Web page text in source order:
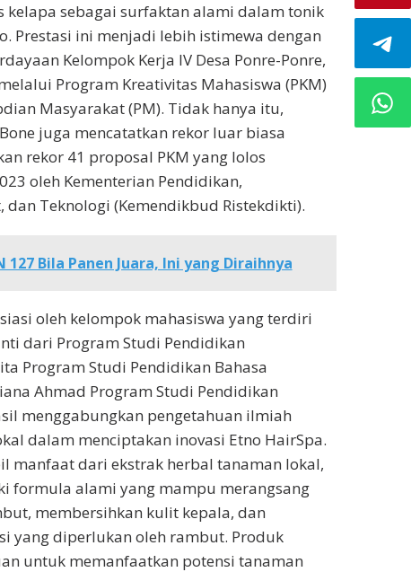
kelapa sebagai surfaktan alami dalam tonik
Prestasi ini menjadi lebih istimewa dengan
Kelompok Kerja IV Desa Ponre-Ponre,
Program Kreativitas Mahasiswa (PKM)
Masyarakat (PM). Tidak hanya itu,
juga mencatatkan rekor luar biasa
rekor 41 proposal PKM yang lolos
oleh Kementerian Pendidikan,
dan Teknologi (Kemendikbud Ristekdikti).
127 Bila Panen Juara, Ini yang Diraihnya
oleh kelompok mahasiswa yang terdiri
dari Program Studi Pendidikan
Program Studi Pendidikan Bahasa
Ahmad Program Studi Pendidikan
menggabungkan pengetahuan ilmiah
dalam menciptakan inovasi Etno HairSpa.
manfaat dari ekstrak herbal tanaman lokal,
formula alami yang mampu merangsang
membersihkan kulit kepala, dan
yang diperlukan oleh rambut. Produk
untuk memanfaatkan potensi tanaman